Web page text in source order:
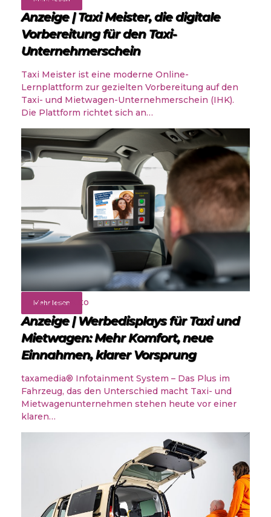
Anzeige | Taxi Meister, die digitale
Vorbereitung für den Taxi-
Unternehmerschein
Taxi Meister ist eine moderne Online-
Lernplattform zur gezielten Vorbereitung auf den
Taxi- und Mietwagen-Unternehmerschein (IHK).
Die Plattform richtet sich an…
Mehr lesen
Rund ums Auto
Anzeige | Werbedisplays für Taxi und
Mietwagen: Mehr Komfort, neue
Einnahmen, klarer Vorsprung
taxamedia® Infotainment System – Das Plus im
Fahrzeug, das den Unterschied macht Taxi- und
Mietwagenunternehmen stehen heute vor einer
klaren…